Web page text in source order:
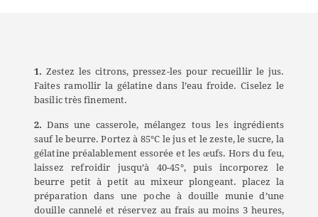
1. Zestez les citrons, pressez-les pour recueillir le jus.
Faites ramollir la gélatine dans l’eau froide. Ciselez le
basilic très finement.
2. Dans une casserole, mélangez tous les ingrédients
sauf le beurre. Portez à 85°C le jus et le zeste, le sucre, la
gélatine préalablement essorée et les œufs. Hors du feu,
laissez refroidir jusqu’à 40-45°, puis incorporez le
beurre petit à petit au mixeur plongeant. placez la
préparation dans une poche à douille munie d’une
douille cannelé et réservez au frais au moins 3 heures,